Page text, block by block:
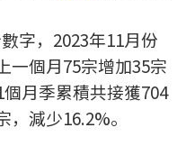
字，2023年11月份
一個月75宗增加35宗
個月季累積共接獲704
減少16.2%。